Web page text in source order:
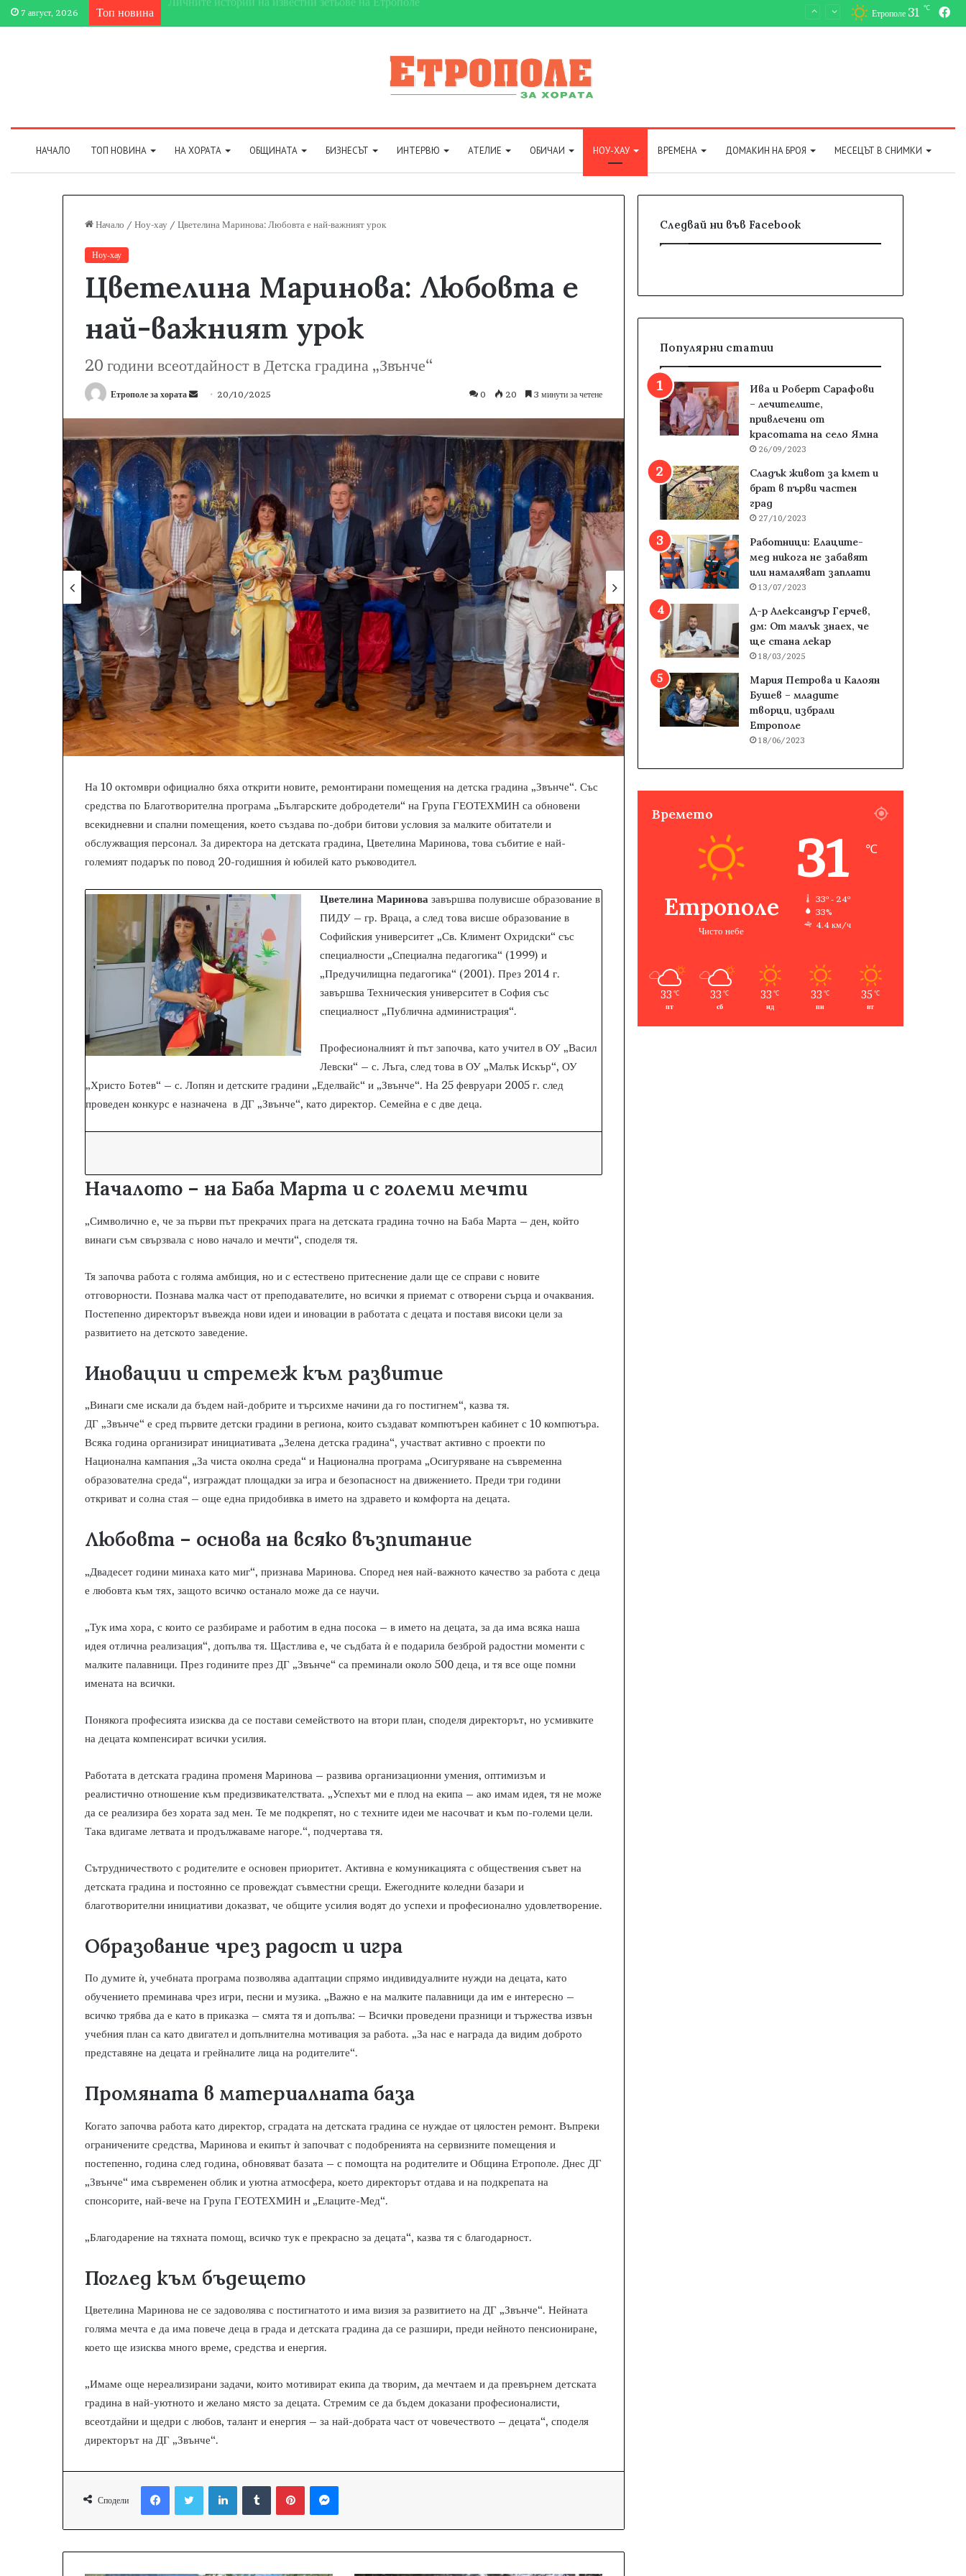
7 август, 2026 Топ новина Етрополе затвърди мястото си на футболната карта Етрополе 31 ℃
НАЧАЛО ТОП НОВИНА НА ХОРАТА ОБЩИНАТА БИЗНЕСЪТ ИНТЕРВЮ АТЕЛИЕ ОБИЧАИ НОУ-ХАУ ВРЕМЕНА ДОМАКИН НА БРОЯ МЕСЕЦЪТ В СНИМКИ
Начало / Ноу-хау / Цветелина Маринова: Любовта е най-важният урок
Ноу-хау
Цветелина Маринова: Любовта е
най-важният урок
20 години всеотдайност в Детска градина „Звънче“
Етрополе за хората
d
a
e
m
l
20/10/2025 0 20 3 минути за четене
На 10 октомври официално бяха открити новите, ремонтирани помещения на детска градина „Звънче“. Със
средства по Благотворителна програма „Българските добродетели“ на Група ГЕОТЕХМИН са обновени
всекидневни и спални помещения, което създава по-добри битови условия за малките обитатели и
обслужващия персонал. За директора на детската градина, Цветелина Маринова, това събитие е най-
големият подарък по повод 20-годишния ѝ юбилей като ръководител.
Цветелина Маринова завършва полувисше образование в
ПИДУ – гр. Враца, а след това висше образование в
Софийския университет „Св. Климент Охридски“ със
специалности „Специална педагогика“ (1999) и
„Предучилищна педагогика“ (2001). През 2014 г.
завършва Техническия университет в София със
специалност „Публична администрация“.
Професионалният ѝ път започва, като учител в ОУ „Васил
Левски“ – с. Лъга, след това в ОУ „Малък Искър“, ОУ
„Христо Ботев“ – с. Лопян и детските градини „Еделвайс“ и „Звънче“. На 25 февруари 2005 г. след
проведен конкурс е назначена в ДГ „Звънче“, като директор. Семейна е с две деца.
Началото – на Баба Марта и с големи мечти
„Символично е, че за първи път прекрачих прага на детската градина точно на Баба Марта – ден, който
винаги съм свързвала с ново начало и мечти“, споделя тя.
Тя започва работа с голяма амбиция, но и с естествено притеснение дали ще се справи с новите
отговорности. Познава малка част от преподавателите, но всички я приемат с отворени сърца и очаквания.
Постепенно директорът въвежда нови идеи и иновации в работата с децата и поставя високи цели за
развитието на детското заведение.
Иновации и стремеж към развитие
„Винаги сме искали да бъдем най-добрите и търсихме начини да го постигнем“, казва тя.
ДГ „Звънче“ е сред първите детски градини в региона, които създават компютърен кабинет с 10 компютъра.
Всяка година организират инициативата „Зелена детска градина“, участват активно с проекти по
Национална кампания „За чиста околна среда“ и Национална програма „Осигуряване на съвременна
образователна среда“, изграждат площадки за игра и безопасност на движението. Преди три години
откриват и солна стая – още една придобивка в името на здравето и комфорта на децата.
Любовта – основа на всяко възпитание
„Двадесет години минаха като миг“, признава Маринова. Според нея най-важното качество за работа с деца
е любовта към тях, защото всичко останало може да се научи.
„Тук има хора, с които се разбираме и работим в една посока – в името на децата, за да има всяка наша
идея отлична реализация“, допълва тя. Щастлива е, че съдбата ѝ е подарила безброй радостни моменти с
малките палавници. През годините през ДГ „Звънче“ са преминали около 500 деца, и тя все още помни
имената на всички.
Понякога професията изисква да се постави семейството на втори план, споделя директорът, но усмивките
на децата компенсират всички усилия.
Работата в детската градина променя Маринова – развива организационни умения, оптимизъм и
реалистично отношение към предизвикателствата. „Успехът ми е плод на екипа – ако имам идея, тя не може
да се реализира без хората зад мен. Те ме подкрепят, но с техните идеи ме насочват и към по-големи цели.
Така вдигаме летвата и продължаваме нагоре.“, подчертава тя.
Сътрудничеството с родителите е основен приоритет. Активна е комуникацията с обществения съвет на
детската градина и постоянно се провеждат съвместни срещи. Ежегодните коледни базари и
благотворителни инициативи доказват, че общите усилия водят до успехи и професионално удовлетворение.
Образование чрез радост и игра
По думите ѝ, учебната програма позволява адаптации спрямо индивидуалните нужди на децата, като
обучението преминава чрез игри, песни и музика. „Важно е на малките палавници да им е интересно –
всичко трябва да е като в приказка – смята тя и допълва: – Всички проведени празници и тържества извън
учебния план са като двигател и допълнителна мотивация за работа. „За нас е награда да видим доброто
представяне на децата и грейналите лица на родителите“.
Промяната в материалната база
Когато започва работа като директор, сградата на детската градина се нуждае от цялостен ремонт. Въпреки
ограничените средства, Маринова и екипът ѝ започват с подобренията на сервизните помещения и
постепенно, година след година, обновяват базата – с помощта на родителите и Община Етрополе. Днес ДГ
„Звънче“ има съвременен облик и уютна атмосфера, което директорът отдава и на подкрепата на
спонсорите, най-вече на Група ГЕОТЕХМИН и „Елаците-Мед“.
„Благодарение на тяхната помощ, всичко тук е прекрасно за децата“, казва тя с благодарност.
Поглед към бъдещето
Цветелина Маринова не се задоволява с постигнатото и има визия за развитието на ДГ „Звънче“. Нейната
голяма мечта е да има повече деца в града и детската градина да се разшири, преди нейното пенсиониране,
което ще изисква много време, средства и енергия.
„Имаме още нереализирани задачи, които мотивират екипа да творим, да мечтаем и да превърнем детската
градина в най-уютното и желано място за децата. Стремим се да бъдем доказани професионалисти,
всеотдайни и щедри с любов, талант и енергия – за най-добрата част от човечеството – децата“, споделя
директорът на ДГ „Звънче“.
Сподели
Facebook LinkedIn
Следвай ни във Facebook
Популярни статии
Ива и Роберт Сарафови
– лечителите,
привлечени от
красотата на село Ямна
26/09/2023
Сладък живот за кмет и
брат в първи частен
град
27/10/2023
Работници: Елаците-
мед никога не забавят
или намаляват заплати
13/07/2023
Д-р Александър Герчев,
дм: От малък знаех, че
ще стана лекар
18/03/2025
Мария Петрова и Калоян
Бушев – младите
творци, избрали
Етрополе
18/06/2023
Времето
Етрополе
Чисто небе
31 ℃
33º - 24º
33%
4.4 км/ч
33 ℃
пт
33 ℃
сб
33 ℃
нд
33 ℃
пн
35 ℃
вт